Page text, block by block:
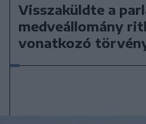
Visszaküldte a
medveállomány
vonatkozó